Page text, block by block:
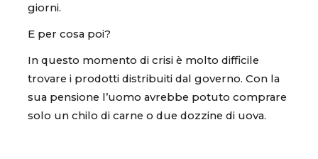
giorni.
E per cosa poi?
In questo momento di crisi è molto difficile
trovare i prodotti distribuiti dal governo. Con la
sua pensione l’uomo avrebbe potuto comprare
solo un chilo di carne o due dozzine di uova.